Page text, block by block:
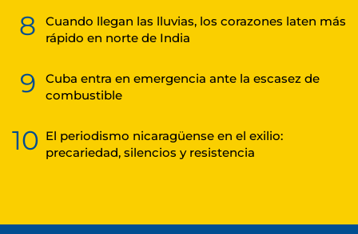
8
Cuando llegan las lluvias, los corazones laten más
rápido en norte de India
9
Cuba entra en emergencia ante la escasez de
combustible
10 El periodismo nicaragüense en el exilio:
precariedad, silencios y resistencia